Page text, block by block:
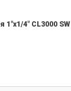
4" CL3000 SW